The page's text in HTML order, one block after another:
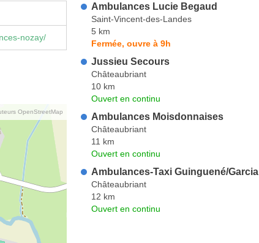
nozay/
OpenStreetMap
Ambulances Lucie Begaud
Saint-Vincent-des-Landes
5 km
Fermée, ouvre à 9h
Jussieu Secours
Châteaubriant
10 km
Ouvert en continu
Ambulances Moisdonnaises
Châteaubriant
11 km
Ouvert en continu
Ambulances-Taxi Guinguené/Garcia
Châteaubriant
12 km
Ouvert en continu